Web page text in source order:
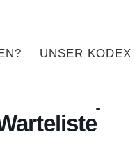
UNSER KODEX
und